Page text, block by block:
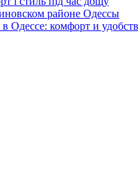
районе Одессы
Одессе: комфорт и